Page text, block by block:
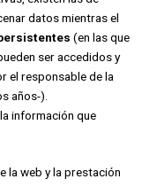
datos mientras el
(en las que
ser accedidos y
el responsable de la
años-).
información que
la web y la prestación